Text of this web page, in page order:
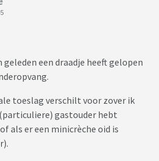
geleden een draadje heeft gelopen
toeslag verschilt voor zover ik
gastouder hebt
als er een minicrèche oid is